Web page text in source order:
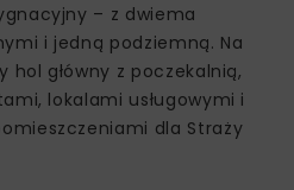
– z dwiema
i jedną podziemną. Na
hol główny z poczekalnią,
lokalami usługowymi i
dla Straży